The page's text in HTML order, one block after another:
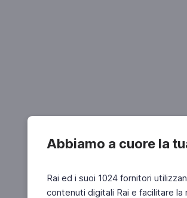
Abbiamo a cuore la
Rai ed i suoi 1024 fornitori
contenuti digitali Rai e facilitare